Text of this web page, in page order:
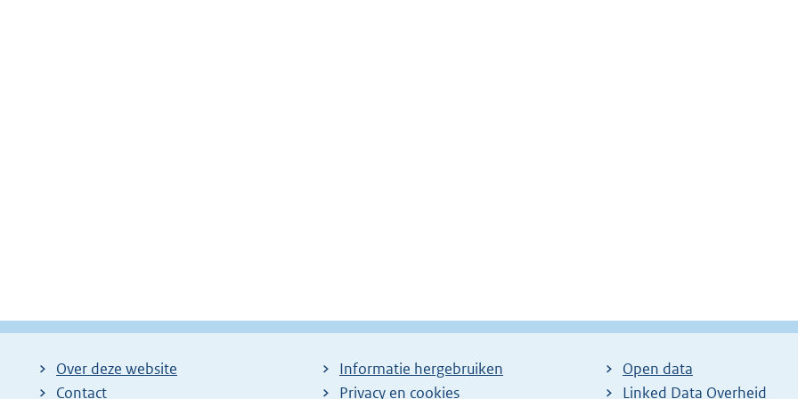
Over deze website
Contact
Informatie hergebruiken
Privacy en cookies
Open data
Linked Data Overheid